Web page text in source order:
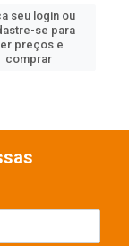
seu login ou
se para
preços e
comprar